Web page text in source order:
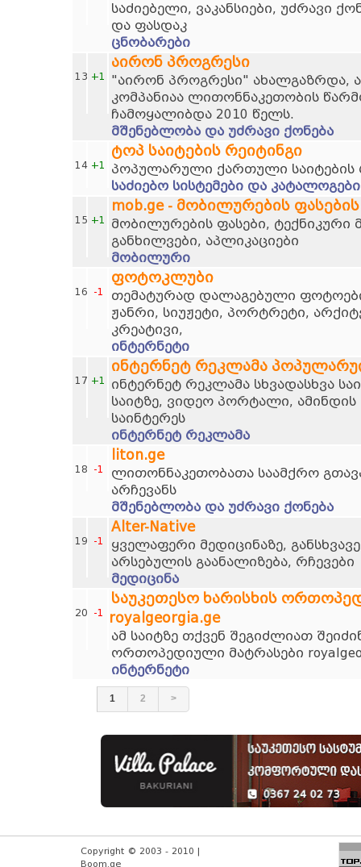
საძიებელი, ვაკანსიები, უძრავი
და ფასდაკ
ცნობარები
13 +1
აირონ პროგრესი
"აირონ პროგრესი" ახალგაზრდა,
კომპანიაა ლითონნაკეთობის
ჩამოყალიბდა 2010 წელს.
მშენებლობა და უძრავი ქონება
14 +1
ტოპ საიტების რეიტინგი
პოპულარული ქართული საიტების
საძიებო სისტემები და კატალოგები
15 +1
mob.ge - მობილურების
მობილურების ფასები, ტექნიკური
განხილვები, აპლიკაციები
მობილური
16 -1
ფოტოკლუბი
თემატურად დალაგებული
ჟანრი, სიუჟეტი, პორტრეტი,
კრეატივი,
ინტერნეტი
17 +1
ინტერნეტ რეკლამა
ინტერნეტ რეკლამა სხვადასხვა
საიტზე, ვიდეო პორტალი,
საინტერეს
ინტერნეტ რეკლამა
18 -1
liton.ge
ლითონნაკეთობათა საამქრო
არჩევანს
მშენებლობა და უძრავი ქონება
19 -1
Alter-Native
ყველაფერი მედიცინაზე,
არსებულის გაანალიზება, რჩევები
მედიცინა
20 -1
საუკეთესო ხარისხის
royalgeorgia.ge
ამ საიტზე თქვენ შეგიძლიათ
ორთოპედიული მატრასები
ინტერნეტი
1 2 >
Copyright © 2003 - 2010 |
Boom.ge